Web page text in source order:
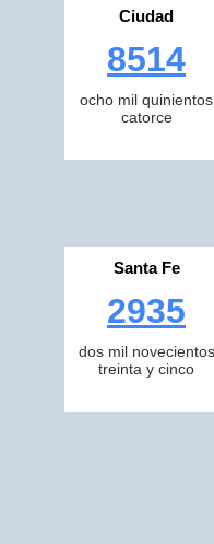
Ciudad
8514
ocho mil quinientos
catorce
Santa Fe
2935
dos mil novecientos
treinta y cinco